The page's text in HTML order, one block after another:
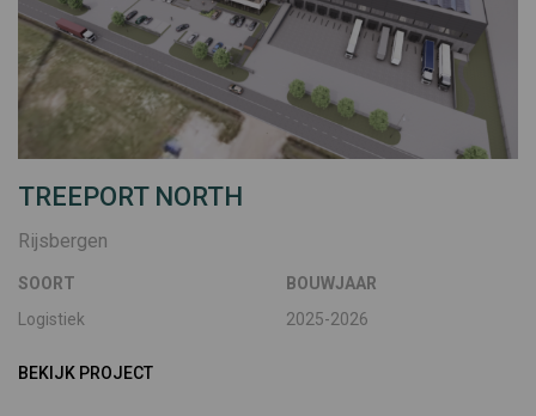
TREEPORT NORTH
Rijsbergen
SOORT
Logistiek
BOUWJAAR
2025-2026
BEKIJK PROJECT